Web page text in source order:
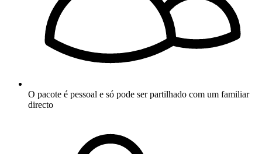
O pacote é pessoal e só pode ser partilhado com um familiar
directo